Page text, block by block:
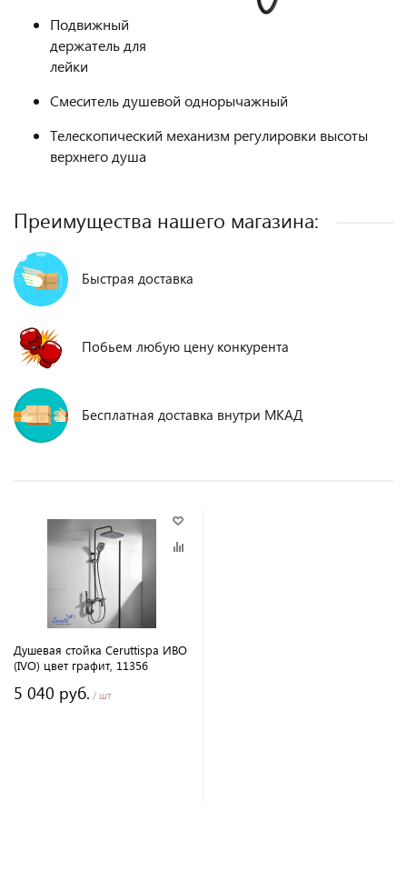
Подвижный
держатель для
лейки
Смеситель душевой однорычажный
Телескопический механизм регулировки высоты
верхнего душа
Преимущества нашего магазина:
Быстрая доставка
Побьем любую цену конкурента
Бесплатная доставка внутри МКАД
Душевая стойка Ceruttispa ИВО
(IVO) цвет графит, 11356
5 040 руб. / шт